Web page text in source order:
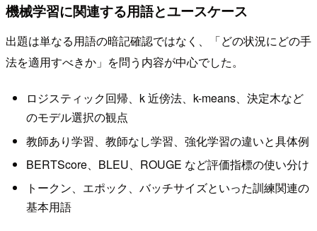
機械学習に関連する用語とユースケース
出題は単なる用語の暗記確認ではなく、「どの状況にどの手
法を適用すべきか」を問う内容が中心でした。
ロジスティック回帰、k 近傍法、k-means、決定木など
のモデル選択の観点
教師あり学習、教師なし学習、強化学習の違いと具体例
BERTScore、BLEU、ROUGE など評価指標の使い分け
トークン、エポック、バッチサイズといった訓練関連の
基本用語